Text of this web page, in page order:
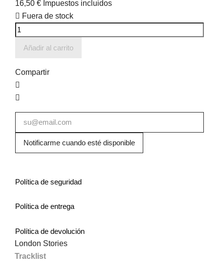
16,50 € Impuestos incluidos
Fuera de stock
Añadir al carrito
Compartir
Notificarme cuando esté disponible
Política de seguridad
Política de entrega
Política de devolución
London Stories
Tracklist